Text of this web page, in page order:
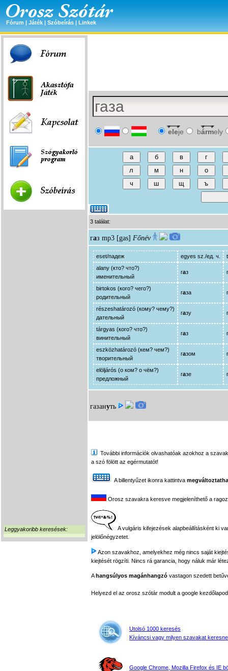
Fórum | Játék | Szóbeírás | Linkek
Leggyakoribb keresések:
eleje bármely
3 találat:
газ mp3 [gas] Főnév
eset/падеж egyes sz./ед. ч.
alany (кто? что?)
именительный
газ г
birtokos (кого? чего?)
родительный
газа г
részeshatározó (кому? чему?)
дательный
газу г
tárgyas (кого? что?)
винительный
газ г
eszközhatározó (кем? чем?)
творительный
газом г
elöljárós (о ком? о чём?)
предложный
газе г
газануть
További információk olvashatóak azokhoz a
a szó fölött az egérmutatót!
A billentyűzet ikonra kattintva
Orosz szavakra keresve megjeleníthető a
A vulgáris kifejezések alapbeállításként ki
jelölőnégyzetet.
Azon szavakhoz, amelyekhez még nincs saját
kiejtését rögzíti. Nincs rá garancia, hogy náluk már
Ahangsúlyos magánhangzó vastagon szedett
Helyezd el az orosz szótár modult a google
Utolsó 1000 keresés
Kíváncsi vagy milyen szavakat
Google Chrome, Mozilla Firefox és IE